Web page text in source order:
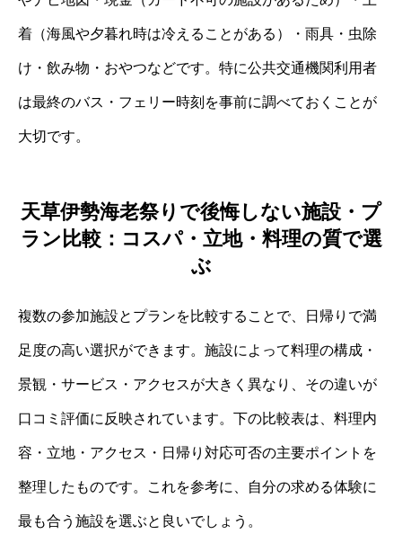
着（海風や夕暮れ時は冷えることがある）・雨具・虫除
け・飲み物・おやつなどです。特に公共交通機関利用者
は最終のバス・フェリー時刻を事前に調べておくことが
大切です。
天草伊勢海老祭りで後悔しない施設・プ
ラン比較：コスパ・立地・料理の質で選
ぶ
複数の参加施設とプランを比較することで、日帰りで満
足度の高い選択ができます。施設によって料理の構成・
景観・サービス・アクセスが大きく異なり、その違いが
口コミ評価に反映されています。下の比較表は、料理内
容・立地・アクセス・日帰り対応可否の主要ポイントを
整理したものです。これを参考に、自分の求める体験に
最も合う施設を選ぶと良いでしょう。